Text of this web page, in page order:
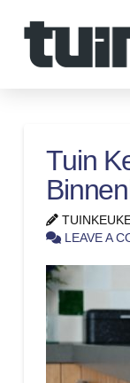
Tuin
LEAVE A